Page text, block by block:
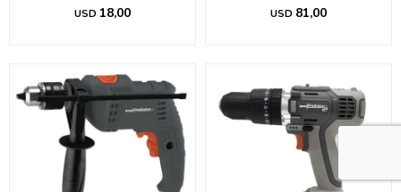
USD 18,00 USD 81,00